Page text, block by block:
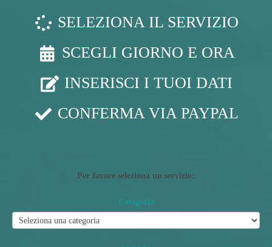
SELEZIONA IL SERVIZIO
SCEGLI GIORNO E ORA
INSERISCI I TUOI DATI
CONFERMA VIA PAYPAL
Per favore seleziona un servizio:
Categoria